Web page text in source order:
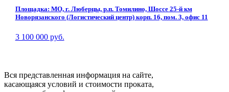
Площадка: МО, г. Люберцы, р.п. Томилино, Шоссе 25-й км
Новорязанского (Логистический центр) корп. 16, пом. 3, офис 11
3 100 000 руб.
Вся представленная информация на сайте,
касающаяся условий и стоимости проката,